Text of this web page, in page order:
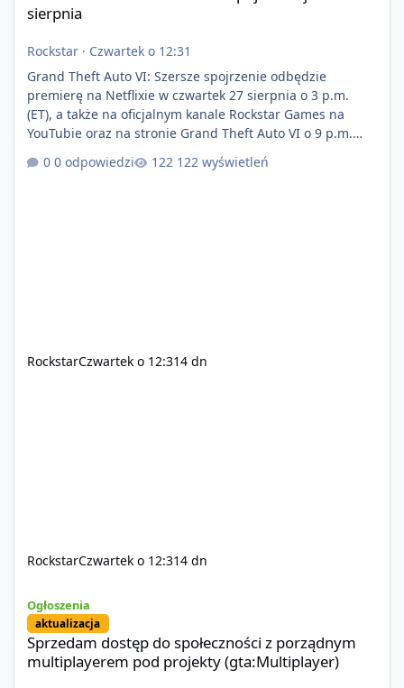
sierpnia
Rockstar · Czwartek o 12:31
Grand Theft Auto VI: Szersze spojrzenie odbędzie
premierę na Netflixie w czwartek 27 sierpnia o 3 p.m.
(ET), a także na oficjalnym kanale Rockstar Games na
YouTubie oraz na stronie Grand Theft Auto VI o 9 p.m.
(ET) 27 sierpnia. https://netflix.com/GTAVI Grand Theft
Auto VI będzie dostępne 19 listopada na PlayStation 5
0 odpowiedzi 122 wyświetleń
RockstarCzwartek o 12:314 dn
RockstarCzwartek o 12:314 dn
Ogłoszenia
aktualizacja
Sprzedam dostęp do społeczności z porządnym
multiplayerem pod projekty (gta:Multiplayer)